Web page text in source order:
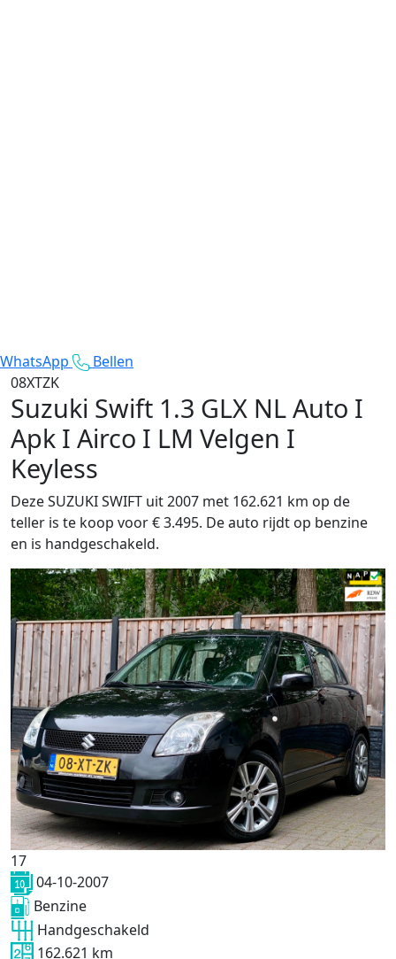
WhatsApp
Bellen
08XTZK
Suzuki Swift 1.3 GLX NL Auto I
Apk I Airco I LM Velgen I
Keyless
Deze SUZUKI SWIFT uit 2007 met 162.621 km op de
teller is te koop voor € 3.495. De auto rijdt op benzine
en is handgeschakeld.
17
04-10-2007
Benzine
Handgeschakeld
162.621 km